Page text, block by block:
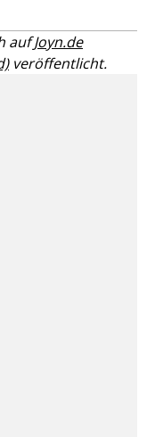
aufJoyn.de
veröffentlicht.